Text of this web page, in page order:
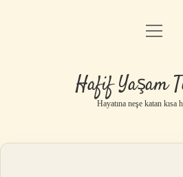
Anasayfa
Yasal Uyarı
menüyü
Hafif Yaşam
Hayatına neşe katan kısa